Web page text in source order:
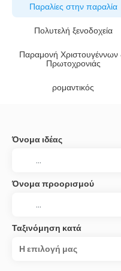
Παραλίες στην παραλία
Πολυτελή ξενοδοχεία
Παραμονή
Πρωτοχρονιάς
ρομαντικός
Όνομα ιδέας
Όνομα προορισμού
Ταξινόμηση κατά
Η επιλογή μας